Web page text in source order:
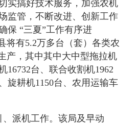
实搞好技术服务，加强农机
监管，不断改进、创新工作
保 “三夏”工作有序进
将有5.2万多台（套）各类农
产，其中其中大中型拖拉机
16732台、联合收割机1962
旋耕机1150台、农用运输车
、派机工作。该局及早动